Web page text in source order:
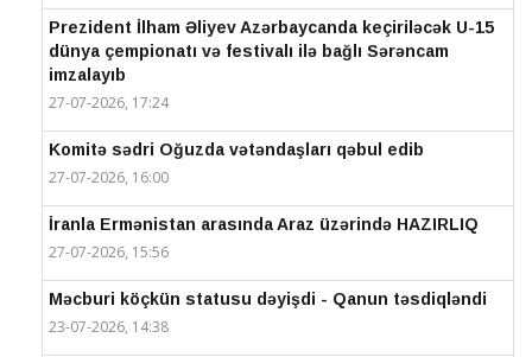
Prezident İlham Əliyev Azərbaycanda keçiriləcək U-15
dünya çempionatı və festivalı ilə bağlı Sərəncam
imzalayıb
27-07-2026, 17:24
Komitə sədri Oğuzda vətəndaşları qəbul edib
27-07-2026, 16:00
İranla Ermənistan arasında Araz üzərində HAZIRLIQ
27-07-2026, 15:56
Məcburi köçkün statusu dəyişdi - Qanun təsdiqləndi
23-07-2026, 14:38